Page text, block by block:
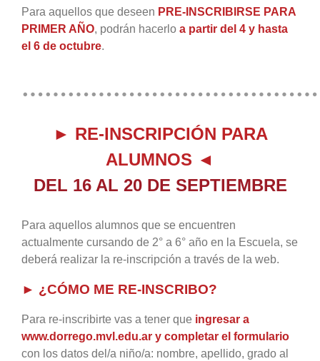
Para aquellos que deseen PRE-INSCRIBIRSE PARA
PRIMER AÑO, podrán hacerlo a partir del 4 y hasta
el 6 de octubre.
► RE-INSCRIPCIÓN PARA
ALUMNOS ◄
DEL 16 AL 20 DE SEPTIEMBRE
Para aquellos alumnos que se encuentren
actualmente cursando de 2° a 6° año en la Escuela, se
deberá realizar la re-inscripción a través de la web.
► ¿CÓMO ME RE-INSCRIBO?
Para re-inscribirte vas a tener que ingresar a
www.dorrego.mvl.edu.ar y completar el formulario
con los datos del/a niño/a: nombre, apellido, grado al